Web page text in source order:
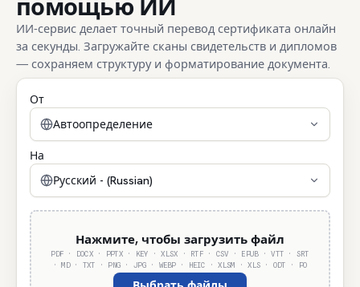
помощью ИИ
ИИ-сервис делает точный перевод сертификата онлайн
за секунды. Загружайте сканы свидетельств и дипломов
— сохраняем структуру и форматирование документа.
От
Автоопределение
На
Русский - (Russian)
Нажмите, чтобы загрузить файл
PDF · DOCX · PPTX · KEY · XLSX · RTF · CSV · EPUB · VTT · SRT
· MD · TXT · PNG · JPG · WEBP · HEIC · XLSM · XLS · ODT · PO